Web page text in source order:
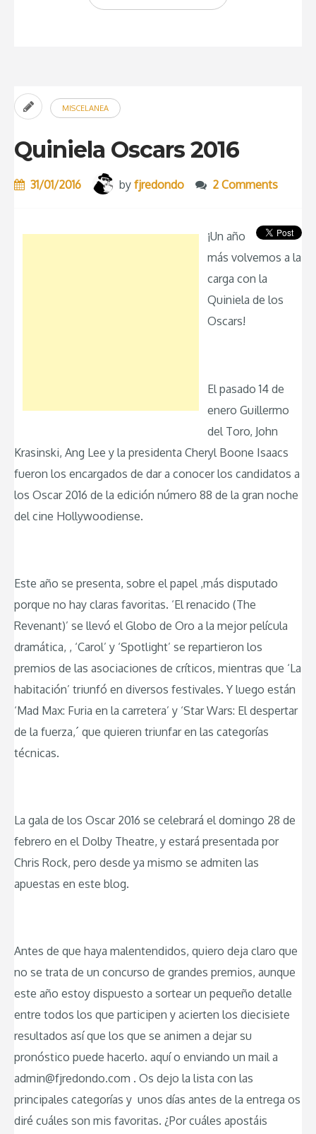
Oscars
MISCELANEA
Quiniela Oscars 2016
31/01/2016 by fjredondo 2 Comments
¡Un año
más volvemos a la
carga con la
Quiniela de los
Oscars!
El pasado 14 de
enero Guillermo
del Toro, John
Krasinski, Ang Lee y la presidenta Cheryl Boone Isaacs
fueron los encargados de dar a conocer los candidatos a
los Oscar 2016 de la edición número 88 de la gran noche
del cine Hollywoodiense.
Este año se presenta, sobre el papel ,más disputado
porque no hay claras favoritas. ‘El renacido (The
Revenant)’ se llevó el Globo de Oro a la mejor película
dramática, , ‘Carol’ y ‘Spotlight’ se repartieron los
premios de las asociaciones de críticos, mientras que ‘La
habitación’ triunfó en diversos festivales. Y luego están
‘Mad Max: Furia en la carretera’ y ‘Star Wars: El despertar
de la fuerza,´ que quieren triunfar en las categorías
técnicas.
La gala de los Oscar 2016 se celebrará el domingo 28 de
febrero en el Dolby Theatre, y estará presentada por
Chris Rock, pero desde ya mismo se admiten las
apuestas en este blog.
Antes de que haya malentendidos, quiero deja claro que
no se trata de un concurso de grandes premios, aunque
este año estoy dispuesto a sortear un pequeño detalle
entre todos los que participen y acierten los diecisiete
resultados así que los que se animen a dejar su
pronóstico puede hacerlo. aquí o enviando un mail a
admin@fjredondo.com . Os dejo la lista con las
principales categorías y unos días antes de la entrega os
diré cuáles son mis favoritas. ¿Por cuáles apostáis